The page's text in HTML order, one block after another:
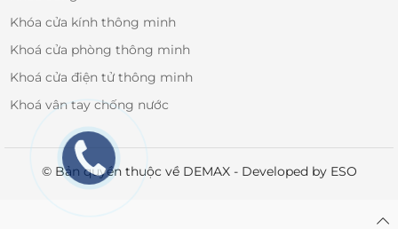
Khóa cửa kính thông minh
Khoá cửa phòng thông minh
Khoá cửa điện tử thông minh
Khoá vân tay chống nước
© Bản quyền thuộc về DEMAX - Developed by ESO